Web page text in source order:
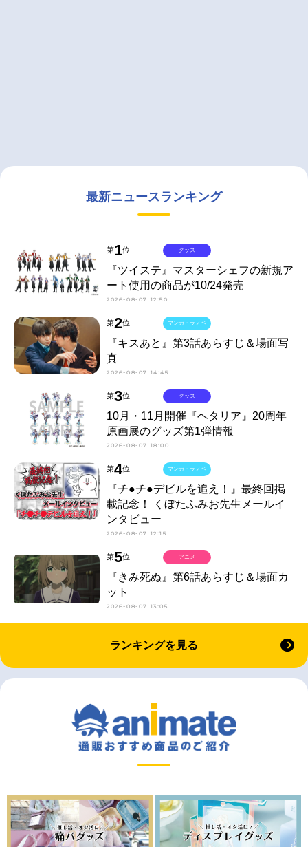
最新ニュースランキング
第1位
『ツイステ』マスターシェフの新規ア
ート使用の商品が10/24発売
2026-08-07 12:50
グッズ
第2位
『キスあと』第3話あらすじ＆場面写
真
2026-08-07 14:45
マンガ・ラノベ
第3位
10月・11月開催『ヘタリア』20周年
原画展のグッズ第1弾情報
2026-08-07 18:00
グッズ
第4位
『チ●チ●デビルを追え！』最終回掲
載記念！ くぼたふみお先生メールイ
ンタビュー
2026-08-07 12:15
マンガ・ラノベ
第5位
『きみ死ぬ』第6話あらすじ＆場面カ
ット
2026-08-07 13:05
アニメ
ランキングを見る